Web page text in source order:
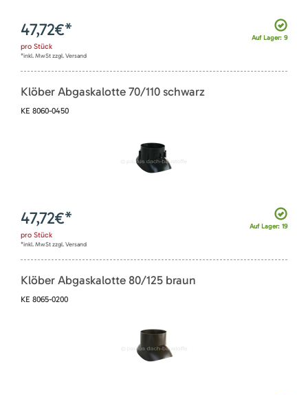
Auf Lager: 9
47,72€*
pro Stück
*inkl. MwSt zzgl. Versand
Klöber Abgaskalotte 70/110 schwarz
KE 8060-0450
Auf Lager: 19
47,72€*
pro Stück
*inkl. MwSt zzgl. Versand
Klöber Abgaskalotte 80/125 braun
KE 8065-0200